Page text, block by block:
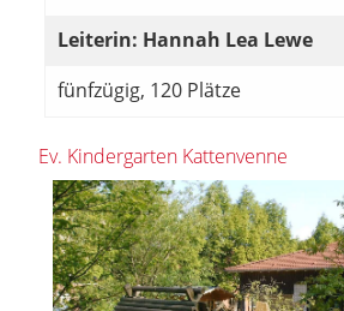
Leiterin: Hannah Lea Lewe
fünfzügig, 120 Plätze
Ev. Kindergarten Kattenvenne